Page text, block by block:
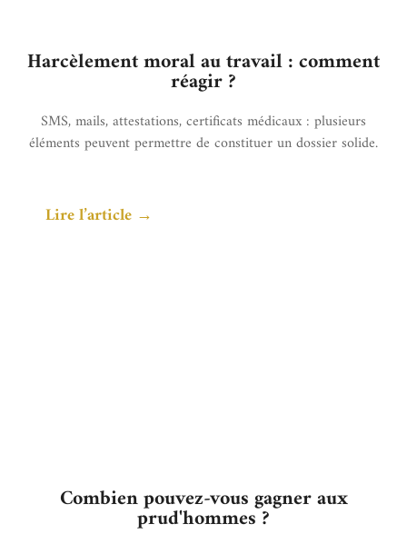
Harcèlement moral au travail : comment
réagir ?
SMS, mails, attestations, certificats médicaux : plusieurs
éléments peuvent permettre de constituer un dossier solide.
Lire l’article →
Combien pouvez-vous gagner aux
prud'hommes ?